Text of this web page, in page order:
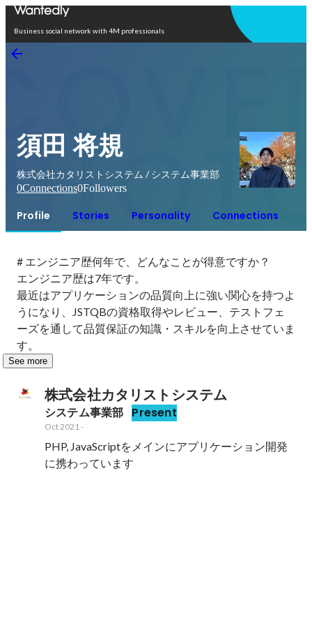
Business social network with 4M professionals
須田 将規
株式会社カタリストシステム / システム事業部
0Connections0Followers
Profile Stories Personality Connections
# エンジニア歴何年で、どんなことが得意ですか？
エンジニア歴は7年です。
最近はアプリケーションの品質向上に強い関心を持つよ
うになり、JSTQBの資格取得やレビュー、テストフェ
ーズを通して品質保証の知識・スキルを向上させていま
す。
See more
株式会社カタリストシステム
システム事業部 Present
Oct 2021-
PHP, JavaScriptをメインにアプリケーション開発
に携わっています